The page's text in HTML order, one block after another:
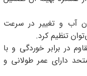
آب و تغییر در سرعت
تنظیم کرد.
در برابر خوردگی و با
دارای عمر طولانی و